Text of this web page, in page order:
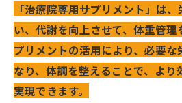
「治療院専用サプリメント」は
い、代謝を向上させて、体重管理
プリメントの活用により、必要な
なり、体調を整えることで、より
実現できます。